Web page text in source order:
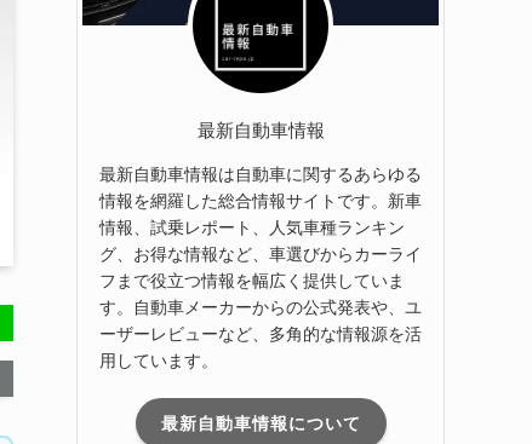
最新自動車情報
最新自動車情報は自動車に関するあらゆる
情報を網羅した総合情報サイトです。新車
情報、試乗レポート、人気車種ランキン
グ、お得な情報など、車選びからカーライ
フまで役立つ情報を幅広く提供していま
す。自動車メーカーからの公式発表や、ユ
ーザーレビューなど、多角的な情報源を活
用しています。
最新自動車情報について